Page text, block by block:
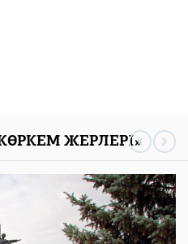
ЖЕРЛЕРІ»